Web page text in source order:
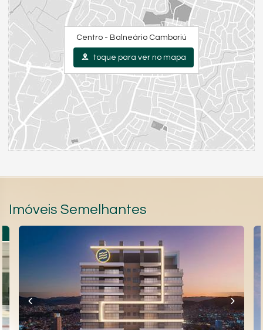
Centro - Balneário Camboriú
toque para ver no mapa
Imóveis Semelhantes